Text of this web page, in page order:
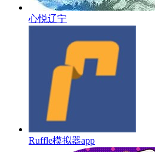
心悦辽宁
Ruffle模拟器app